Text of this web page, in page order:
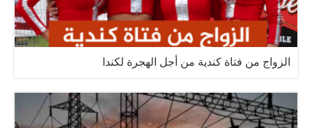
الزواج من فتاة كندية من أجل الهجرة لكندا